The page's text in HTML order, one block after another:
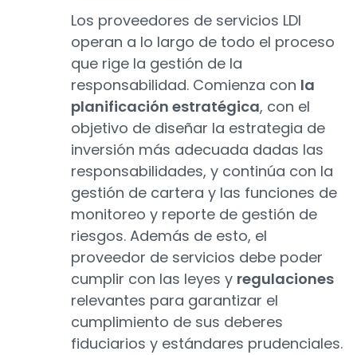
Los proveedores de servicios LDI
operan a lo largo de todo el proceso
que rige la gestión de la
responsabilidad. Comienza con la
planificación estratégica, con el
objetivo de diseñar la estrategia de
inversión más adecuada dadas las
responsabilidades, y continúa con la
gestión de cartera y las funciones de
monitoreo y reporte de gestión de
riesgos. Además de esto, el
proveedor de servicios debe poder
cumplir con las leyes y regulaciones
relevantes para garantizar el
cumplimiento de sus deberes
fiduciarios y estándares prudenciales.